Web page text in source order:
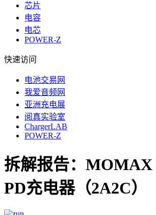
芯片
电容
电芯
POWER-Z
快速访问
电池交易网
我爱音频网
亚洲充电展
阅真实验室
ChargerLAB
POWER-Z
拆解报告：MOMAX
PD充电器（2A2C）